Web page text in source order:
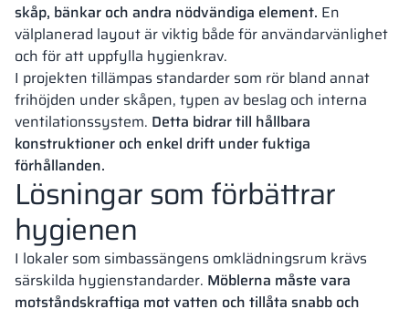
skåp, bänkar och andra nödvändiga element. En
välplanerad layout är viktig både för användarvänlighet
och för att uppfylla hygienkrav.
I projekten tillämpas standarder som rör bland annat
frihöjden under skåpen, typen av beslag och interna
ventilationssystem. Detta bidrar till hållbara
konstruktioner och enkel drift under fuktiga
förhållanden.
Lösningar som förbättrar
hygienen
I lokaler som simbassängens omklädningsrum krävs
särskilda hygienstandarder. Möblerna måste vara
motståndskraftiga mot vatten och tillåta snabb och